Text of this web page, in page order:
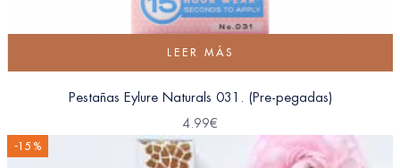
LEER MÁS
Pestañas Eylure Naturals 031. (Pre-pegadas)
4.99€
-15 %